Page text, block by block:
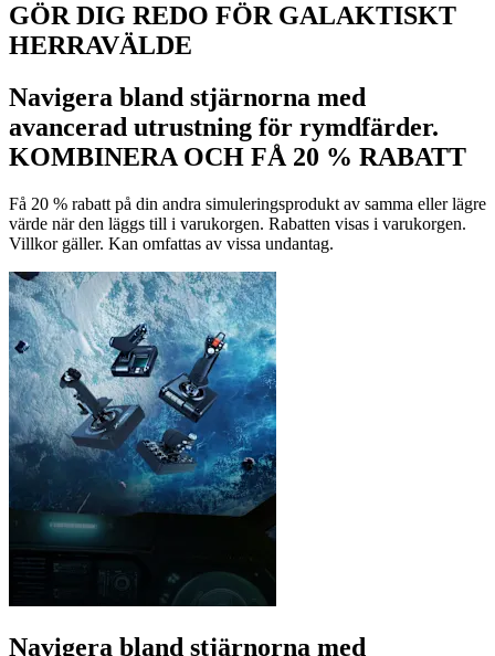
GÖR DIG REDO FÖR GALAKTISKT
HERRAVÄLDE
Navigera bland stjärnorna med
avancerad utrustning för rymdfärder.
KOMBINERA OCH FÅ 20 % RABATT
Få 20 % rabatt på din andra simuleringsprodukt av samma eller lägre
värde när den läggs till i varukorgen. Rabatten visas i varukorgen.
Villkor gäller. Kan omfattas av vissa undantag.
Navigera bland stjärnorna med